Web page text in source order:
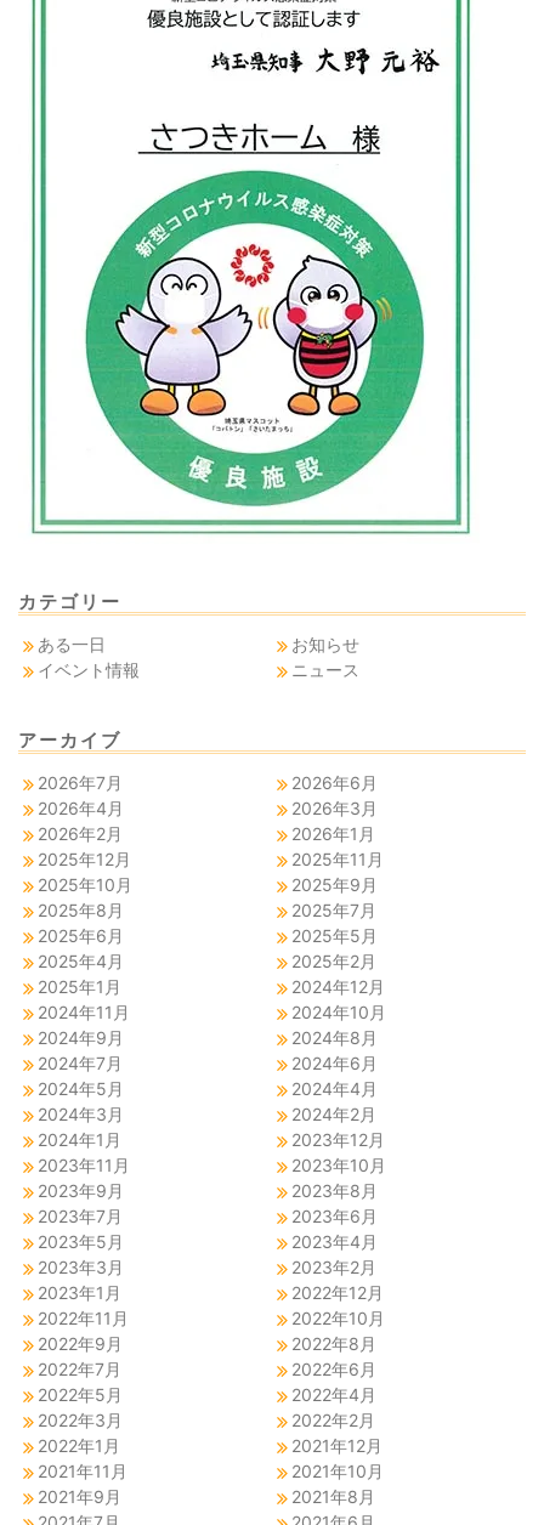
カテゴリー
ある一日
お知らせ
イベント情報
ニュース
アーカイブ
2026年7月
2026年6月
2026年4月
2026年3月
2026年2月
2026年1月
2025年12月
2025年11月
2025年10月
2025年9月
2025年8月
2025年7月
2025年6月
2025年5月
2025年4月
2025年2月
2025年1月
2024年12月
2024年11月
2024年10月
2024年9月
2024年8月
2024年7月
2024年6月
2024年5月
2024年4月
2024年3月
2024年2月
2024年1月
2023年12月
2023年11月
2023年10月
2023年9月
2023年8月
2023年7月
2023年6月
2023年5月
2023年4月
2023年3月
2023年2月
2023年1月
2022年12月
2022年11月
2022年10月
2022年9月
2022年8月
2022年7月
2022年6月
2022年5月
2022年4月
2022年3月
2022年2月
2022年1月
2021年12月
2021年11月
2021年10月
2021年9月
2021年8月